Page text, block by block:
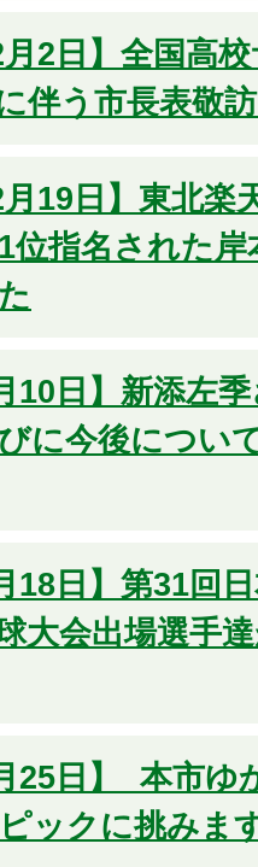
月2日】全国高
伴う市長表敬
月19日】東北
位指名された
10日】新添左
に今後につい
18日】第31回
大会出場選手
25日】 本市ゆ
ックに挑みま